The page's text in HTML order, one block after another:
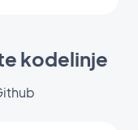
kodelinje